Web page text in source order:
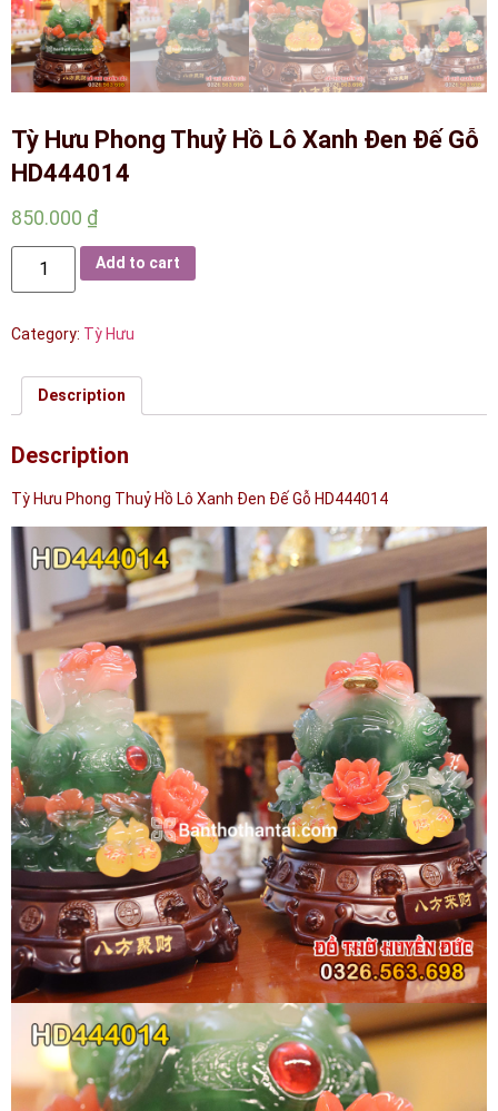
Tỳ Hưu Phong Thuỷ Hồ Lô Xanh Đen Đế Gỗ
HD444014
850.000 ₫
Add to cart
Category: Tỳ Hưu
Description
Description
Tỳ Hưu Phong Thuỷ Hồ Lô Xanh Đen Đế Gỗ HD444014